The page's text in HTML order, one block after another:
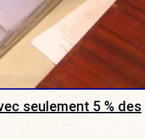
seulement 5 % des